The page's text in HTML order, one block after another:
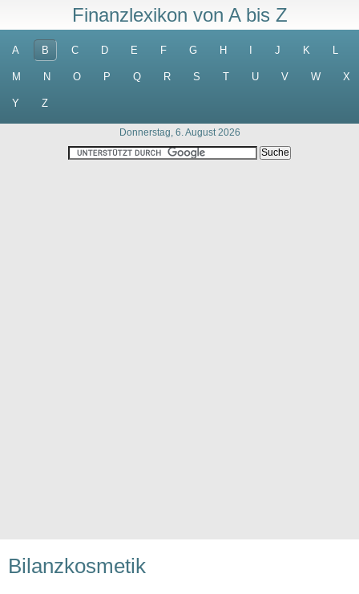
Finanzlexikon von A bis Z
A B C D E F G H J K L
M N O P Q R S T U V W X
Y Z
Donnerstag, 6. August 2026
Bilanzkosmetik